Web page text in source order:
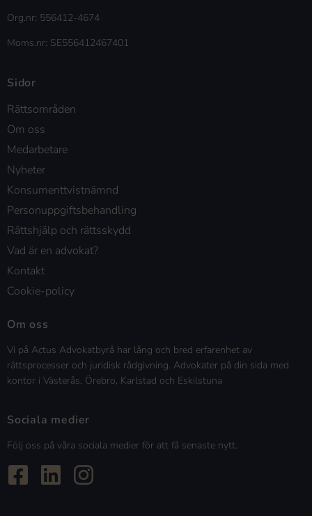
Org.nr: 556412-4674
Moms.nr: SE556412467401
Sidor
Rättsområden
Om oss
Medarbetare
Nyheter
Konsumenttvistnämnd
Personuppgiftsbehandling
Rättshjälp och rättsskydd
Vad är en advokat?
Kontakt
Cookie-policy
Om oss
Vi på Actus Advokatbyrå har lång och bred erfarenhet av
rättsprocesser och juridisk rådgivning. Advokater på din sida med
kontor i Västerås, Örebro, Karlstad och Eskilstuna
Sociala medier
Följ oss på våra sociala medier för att få senaste nytt.